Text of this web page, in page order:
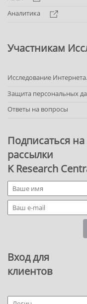
Аналитика
Участникам
Исследование
Защита персональных
Ответы на вопросы
Подписаться
рассылки
K Research
Вход для
клиентов